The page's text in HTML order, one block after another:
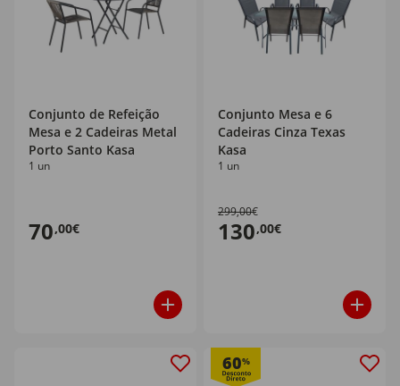
Conjunto de Refeição
Mesa e 2 Cadeiras Metal
Porto Santo Kasa
1 un
70,00€
Conjunto Mesa e 6
Cadeiras Cinza Texas
Kasa
1 un
299,00€
130,00€
60%